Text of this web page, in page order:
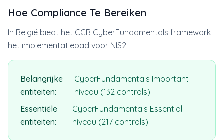
Hoe Compliance Te Bereiken
In België biedt het CCB CyberFundamentals framework
het implementatiepad voor NIS2:
Belangrijke
entiteiten:
CyberFundamentals Important
niveau (132 controls)
Essentiële
entiteiten:
CyberFundamentals Essential
niveau (217 controls)